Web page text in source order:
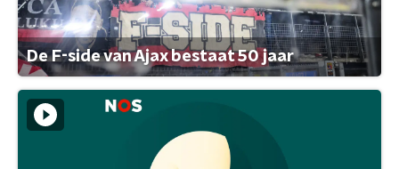
De F-side van Ajax bestaat 50 jaar